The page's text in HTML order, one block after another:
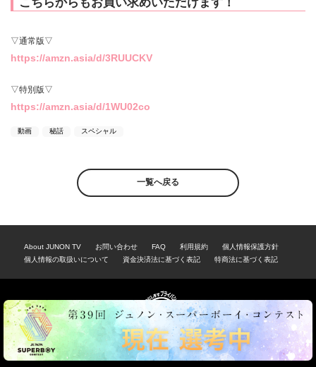
▽通常版▽
https://amzn.asia/d/3RUUCKV
▽特別版▽
https://amzn.asia/d/1WU02co
動画 秘話 スペシャル
一覧へ戻る
About JUNON TV お問い合わせ FAQ 利用規約
個人情報保護方針
個人情報の取扱いについて
資金決済法に基づく表記 特商法に基づく表記
© 2021 JUNON TV. All Rights Reserved.